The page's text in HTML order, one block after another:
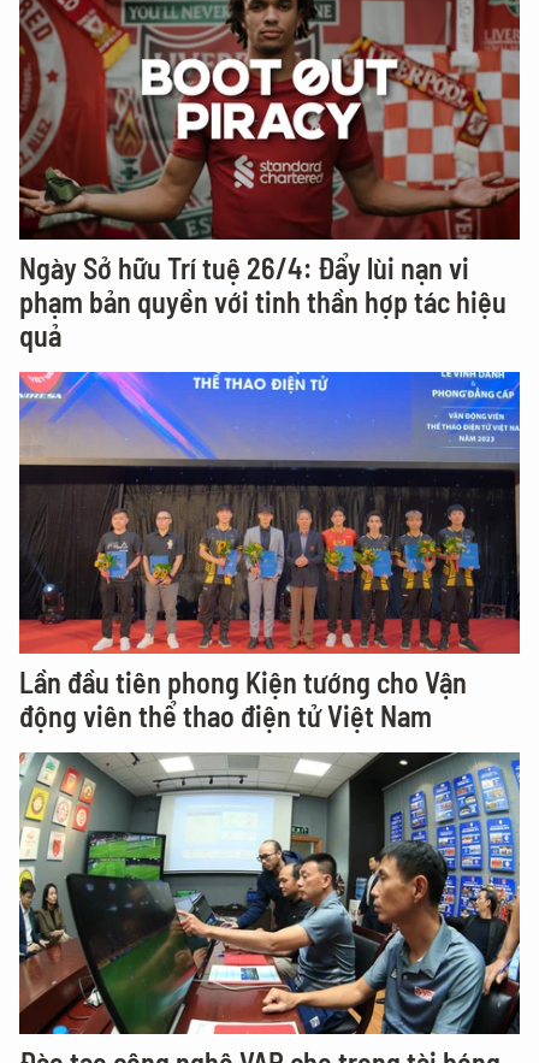
Ngày Sở hữu Trí tuệ 26/4: Đẩy lùi nạn vi
phạm bản quyền với tinh thần hợp tác hiệu
quả
Lần đầu tiên phong Kiện tướng cho Vận
động viên thể thao điện tử Việt Nam